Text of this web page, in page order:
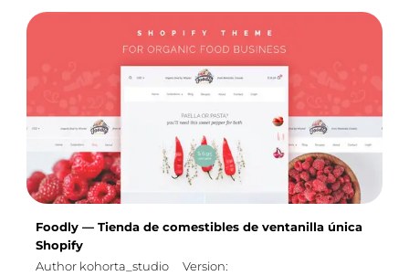
Foodly — Tienda de comestibles de ventanilla única
Shopify
Author kohorta_studio
Version: